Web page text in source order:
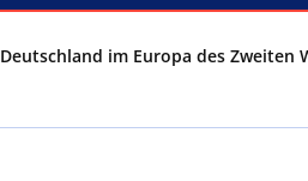
Deutschland im Europa des Zweiten